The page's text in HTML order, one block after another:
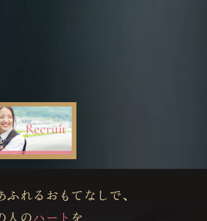
れるおもてなしで、
人のハート を